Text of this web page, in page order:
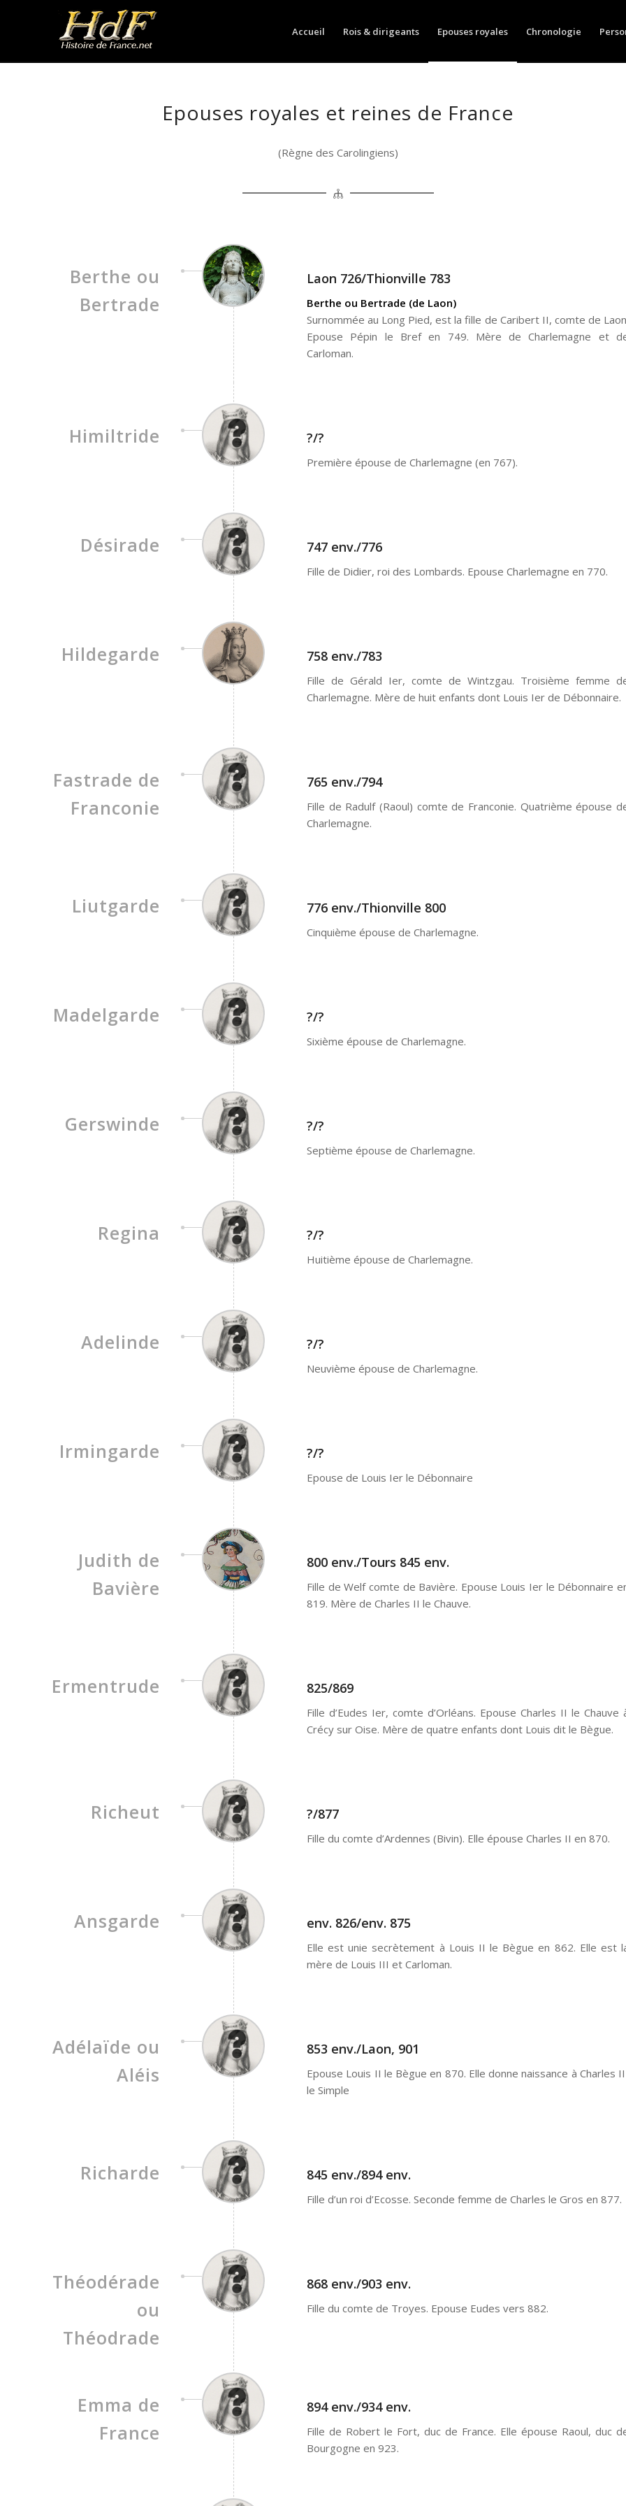
Accueil Rois & dirigeants Epouses royales Chronologie
Epouses royales et reines de France
(Règne des Carolingiens)
Berthe ou
Bertrade
Laon 726/Thionville 783
Berthe ou Bertrade (de Laon)
Surnommée au Long Pied, est la fille de Caribert II, comte de
Epouse Pépin le Bref en 749. Mère de Charlemagne et
Carloman.
Himiltride ?/?
Première épouse de Charlemagne (en 767).
Désirade 747 env./776
Fille de Didier, roi des Lombards. Epouse Charlemagne en 770.
Hildegarde 758 env./783
Fille de Gérald Ier, comte de Wintzgau. Troisième femme
Charlemagne. Mère de huit enfants dont Louis Ier de Débonnaire.
Fastrade de
Franconie
765 env./794
Fille de Radulf (Raoul) comte de Franconie. Quatrième épouse
Charlemagne.
Liutgarde 776 env./Thionville 800
Cinquième épouse de Charlemagne.
Madelgarde ?/?
Sixième épouse de Charlemagne.
Gerswinde ?/?
Septième épouse de Charlemagne.
Regina ?/?
Huitième épouse de Charlemagne.
Adelinde ?/?
Neuvième épouse de Charlemagne.
Irmingarde ?/?
Epouse de Louis Ier le Débonnaire
Judith de
Bavière
800 env./Tours 845 env.
Fille de Welf comte de Bavière. Epouse Louis Ier le Débonnaire
819. Mère de Charles II le Chauve.
Ermentrude 825/869
Fille d’Eudes Ier, comte d’Orléans. Epouse Charles II le Chauve
Crécy sur Oise. Mère de quatre enfants dont Louis dit le Bègue.
Richeut ?/877
Fille du comte d’Ardennes (Bivin). Elle épouse Charles II en 870.
Ansgarde env. 826/env. 875
Elle est unie secrètement à Louis II le Bègue en 862. Elle est
mère de Louis III et Carloman.
Adélaïde ou
Aléis
853 env./Laon, 901
Epouse Louis II le Bègue en 870. Elle donne naissance à Charles
le Simple
Richarde 845 env./894 env.
Fille d’un roi d’Ecosse. Seconde femme de Charles le Gros en 877.
Théodérade
ou
Théodrade
868 env./903 env.
Fille du comte de Troyes. Epouse Eudes vers 882.
Emma de
France
894 env./934 env.
Fille de Robert le Fort, duc de France. Elle épouse Raoul, duc
Bourgogne en 923.